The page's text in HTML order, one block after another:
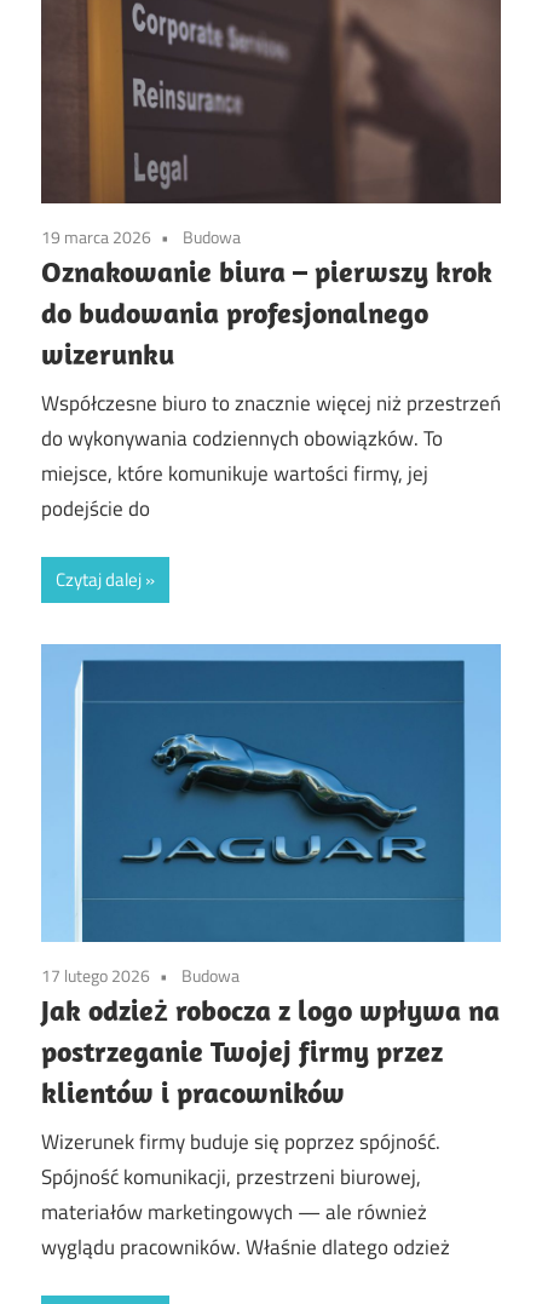
19 marca 2026 Budowa
Oznakowanie biura – pierwszy krok
do budowania profesjonalnego
wizerunku
Współczesne biuro to znacznie więcej niż przestrzeń
do wykonywania codziennych obowiązków. To
miejsce, które komunikuje wartości firmy, jej
podejście do
Czytaj dalej
17 lutego 2026 Budowa
Jak odzież robocza z logo wpływa na
postrzeganie Twojej firmy przez
klientów i pracowników
Wizerunek firmy buduje się poprzez spójność.
Spójność komunikacji, przestrzeni biurowej,
materiałów marketingowych — ale również
wyglądu pracowników. Właśnie dlatego odzież